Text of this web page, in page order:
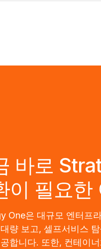
바로
이 필요한
One은 대규모 엔터프
량 보고, 셀프서비스
합니다. 또한, 컨테이